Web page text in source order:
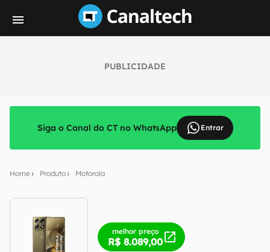
PUBLICIDADE
Siga o Canal do CT no WhatsApp Entrar
Home Produto Motorola
melhor preço
R$ 8.089,00